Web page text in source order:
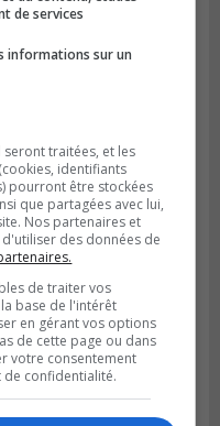
de services
informations sur un
traitées, et les
identifiants
pourront être stockées
que partagées avec lui,
Nos partenaires et
des données de
de traiter vos
base de l'intérêt
en gérant vos options
de cette page ou dans
votre consentement
de confidentialité.